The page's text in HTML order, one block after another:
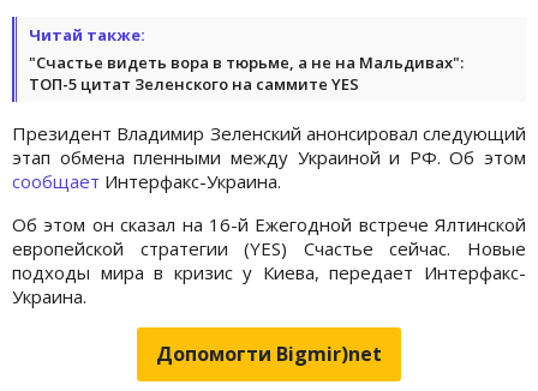
Читай также:
"Счастье видеть вора в тюрьме, а не на Мальдивах":
ТОП-5 цитат Зеленского на саммите YES
Президент Владимир Зеленский анонсировал следующий
этап обмена пленными между Украиной и РФ. Об этом
сообщает Интерфакс-Украина.
Об этом он сказал на 16-й Ежегодной встрече Ялтинской
европейской стратегии (YES) Счастье сейчас. Новые
подходы мира в кризис у Киева, передает Интерфакс-
Украина.
Допомогти Bigmir)net